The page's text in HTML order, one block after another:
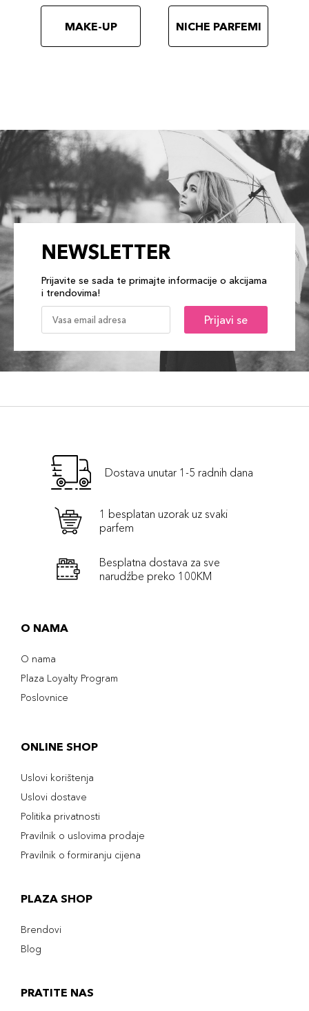
MAKE-UP NICHE PARFEMI
NEWSLETTER
Prijavite se sada te primajte informacije o akcijama
i trendovima!
Prijavi se
Dostava unutar 1-5 radnih dana
1 besplatan uzorak uz svaki
parfem
Besplatna dostava za sve
narudźbe preko 100KM
O NAMA
O nama
Plaza Loyalty Program
Poslovnice
ONLINE SHOP
Uslovi korištenja
Uslovi dostave
Politika privatnosti
Pravilnik o uslovima prodaje
Pravilnik o formiranju cijena
PLAZA SHOP
Brendovi
Blog
PRATITE NAS